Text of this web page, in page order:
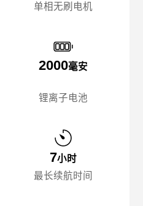
单相无刷电机
2000毫安
锂离子电池
7小时
最长续航时间